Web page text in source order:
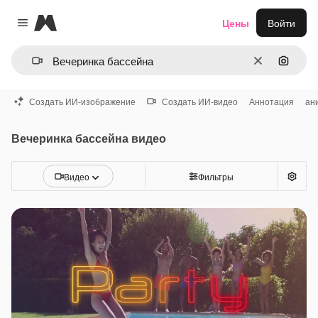
Close menu
Magnific
ОчиститьПоиск
Цены Войти
Создать ИИ-изображение Создать ИИ-видео Аннотация
Вечеринка бассейна видео
Видео Фильтры